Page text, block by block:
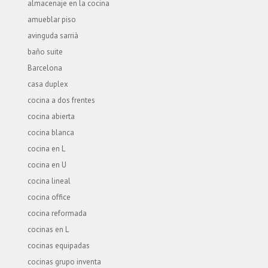
almacenaje en la cocina
amueblar piso
avinguda sarrià
baño suite
Barcelona
casa duplex
cocina a dos frentes
cocina abierta
cocina blanca
cocina en L
cocina en U
cocina lineal
cocina office
cocina reformada
cocinas en L
cocinas equipadas
cocinas grupo inventa